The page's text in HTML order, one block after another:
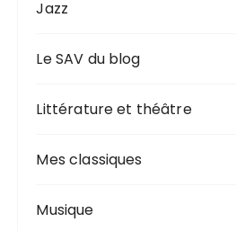
Jazz
Le SAV du blog
Littérature et théâtre
Mes classiques
Musique